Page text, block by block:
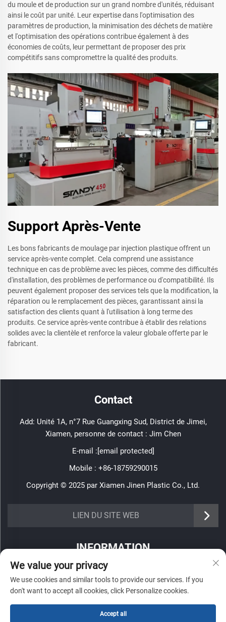
du moule et de production sur un grand nombre d'unités, réduisant
ainsi le coût par unité. Leur expertise dans l'optimisation des
paramètres de production, la minimisation des déchets de matière
et l'optimisation des opérations contribue également à des
économies de coûts, leur permettant de proposer des prix
compétitifs sans compromettre la qualité des produits.
Support Après-Vente
Les bons fabricants de moulage par injection plastique offrent un
service après-vente complet. Cela comprend une assistance
technique en cas de problème avec les pièces, comme des difficultés
d'installation, des problèmes de performance ou d'compatibilité. Ils
peuvent également proposer des services tels que la modification, la
réparation ou le remplacement des pièces, garantissant ainsi la
satisfaction des clients quant à l'utilisation à long terme des
produits. Ce service après-vente contribue à établir des relations
solides avec la clientèle et renforce la valeur globale offerte par le
fabricant.
Contact
Add: Unité 1A, n°7 Rue Guangxing Sud, District de Jimei,
Xiamen, personne de contact : Jim Chen
E-mail :[email protected]
Mobile : +86-18759290015
Copyright © 2025 par Xiamen Jinen Plastic Co., Ltd.
LIEN DU SITE WEB
https://www.jinenplastic.com/service
https://www.jinenplastic.com/news
https://www.jinenplastic.com/contact-us
INFORMATION
Inscrivez-vous pour recevoir notre newsletter hebdomadaire
We value your privacy
We use cookies and similar tools to provide our services. If you
don't want to accept all cookies, click Personalize cookies.
Accept all